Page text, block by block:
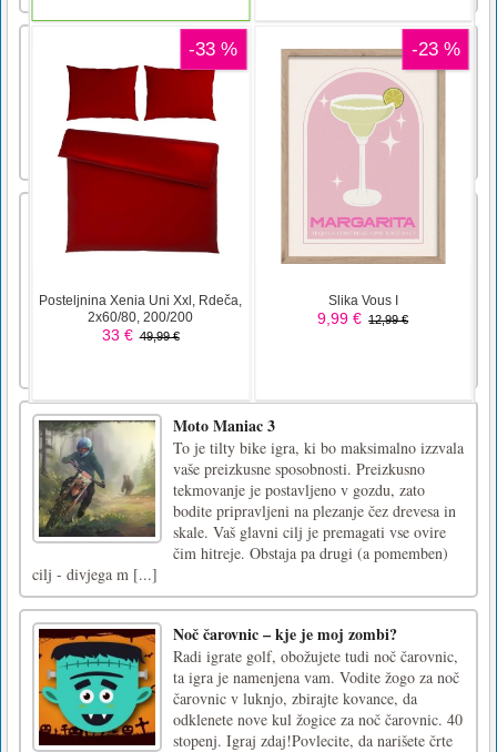
Ferrari Super Cars Slide
Igrajte to diapozitivno puzzle igre ferrari
super avtomobilov. Vsebuje 3 slike in 3
načine igranja.Za igranje te igre avtomobila
html5 uporabite miško
Play Jump Box Hero , Keep Your Jump Box
Safe, Do Not Crash With Spikes, Keep The
High Jump Box Hero is a game that require
player to keep the box floating and get highest
score. Target for the diamonds and score high
Moto Maniac 3
To je tilty bike igra, ki bo maksimalno izzvala
vaše preizkusne sposobnosti. Preizkusno
tekmovanje je postavljeno v gozdu, zato
bodite pripravljeni na plezanje čez drevesa in
skale. Vaš glavni cilj je premagati vse ovire
čim hitreje. Obstaja pa drugi (a pomemben)
cilj - divjega m [...]
Noč čarovnic – kje je moj zombi?
Radi igrate golf, obožujete tudi noč čarovnic,
ta igra je namenjena vam. Vodite žogo za noč
čarovnic v luknjo, zbirajte kovance, da
odklenete nove kul žogice za noč čarovnic. 40
stopenj. Igraj zdaj!Povlecite, da narišete črte